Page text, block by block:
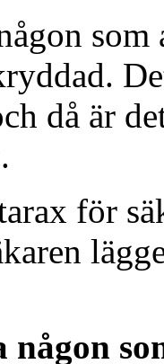
då är
för
någon